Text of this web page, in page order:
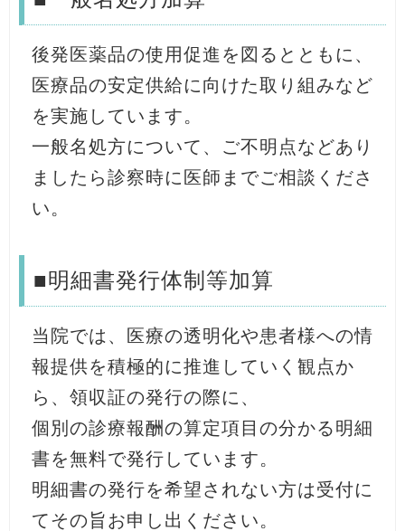
後発医薬品の使用促進を図るとともに、
医療品の安定供給に向けた取り組みなど
を実施しています。
一般名処方について、ご不明点などあり
ましたら診察時に医師までご相談くださ
い。
■明細書発行体制等加算
当院では、医療の透明化や患者様への情
報提供を積極的に推進していく観点か
ら、領収証の発行の際に、
個別の診療報酬の算定項目の分かる明細
書を無料で発行しています。
明細書の発行を希望されない方は受付に
てその旨お申し出ください。